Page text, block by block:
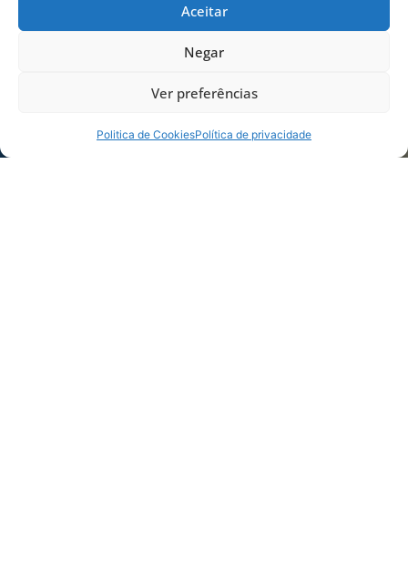
Aceitar
Negar
Ver preferências
Politica de CookiesPolítica de privacidade